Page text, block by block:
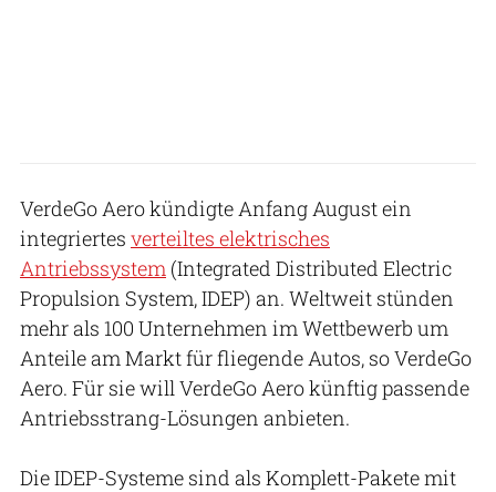
VerdeGo Aero kündigte Anfang August ein
integriertes verteiltes elektrisches
Antriebssystem (Integrated Distributed Electric
Propulsion System, IDEP) an. Weltweit stünden
mehr als 100 Unternehmen im Wettbewerb um
Anteile am Markt für fliegende Autos, so VerdeGo
Aero. Für sie will VerdeGo Aero künftig passende
Antriebsstrang-Lösungen anbieten.
Die IDEP-Systeme sind als Komplett-Pakete mit